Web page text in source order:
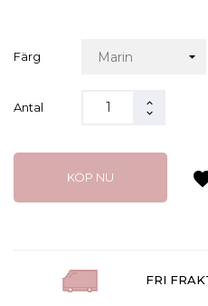
Färg
Antal
KÖP NU
FRI